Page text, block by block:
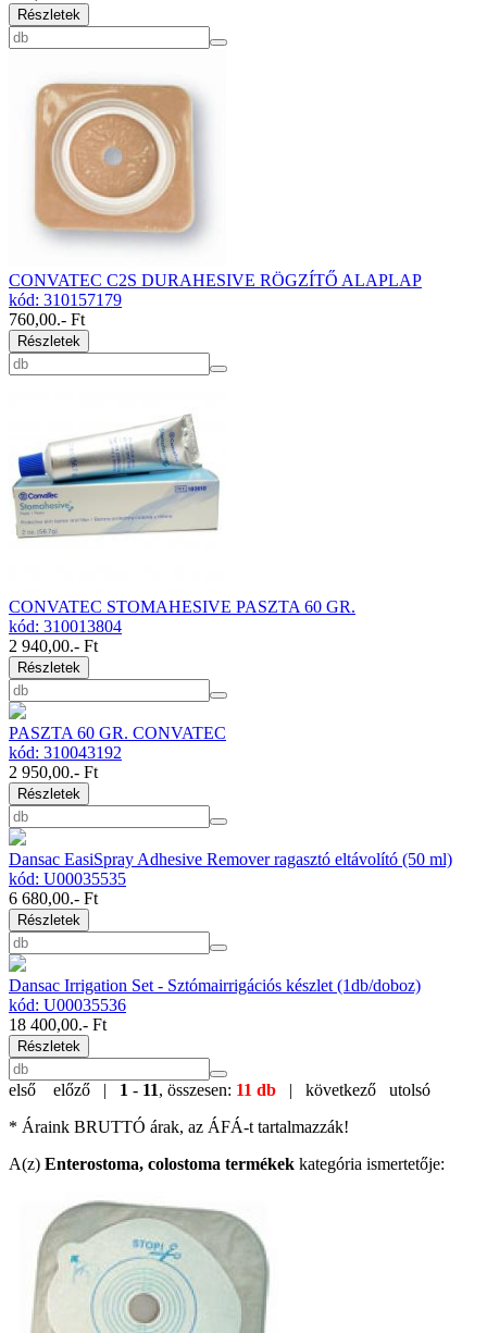
Részletek
CONVATEC C2S DURAHESIVE RÖGZÍTŐ ALAPLAP
kód: 310157179
760,00.- Ft
Részletek
CONVATEC STOMAHESIVE PASZTA 60 GR.
kód: 310013804
2 940,00.- Ft
Részletek
PASZTA 60 GR. CONVATEC
kód: 310043192
2 950,00.- Ft
Részletek
Dansac EasiSpray Adhesive Remover ragasztó eltávolító (50 ml)
kód: U00035535
6 680,00.- Ft
Részletek
Dansac Irrigation Set - Sztómairrigációs készlet (1db/doboz)
kód: U00035536
18 400,00.- Ft
Részletek
első előző | 1 - 11, összesen: 11 db | következő
utolsó
* Áraink BRUTTÓ árak, az ÁFÁ-t tartalmazzák!
A(z) Enterostoma, colostoma termékek kategória ismertetője: